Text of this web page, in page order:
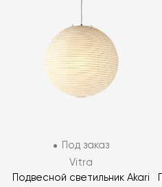
Под заказ
Vitra
Подвесной светильник Akari